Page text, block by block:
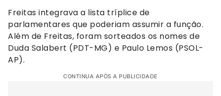
Freitas integrava a lista tríplice de
parlamentares que poderiam assumir a função.
Além de Freitas, foram sorteados os nomes de
Duda Salabert (PDT-MG) e Paulo Lemos (PSOL-
AP).
CONTINUA APÓS A PUBLICIDADE